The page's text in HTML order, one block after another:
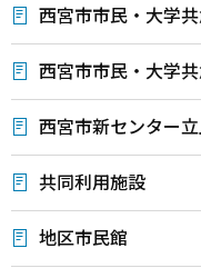
西宮市市民・大学
西宮市市民・大学
西宮市新センター
共同利用施設
地区市民館